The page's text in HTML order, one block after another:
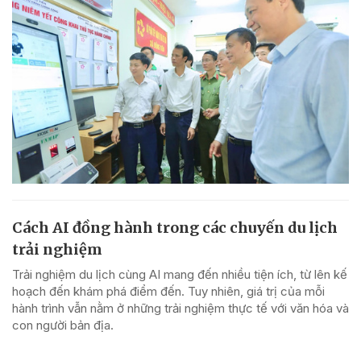
Cách AI đồng hành trong các chuyến du lịch
trải nghiệm
Trải nghiệm du lịch cùng AI mang đến nhiều tiện ích, từ lên kế
hoạch đến khám phá điểm đến. Tuy nhiên, giá trị của mỗi
hành trình vẫn nằm ở những trải nghiệm thực tế với văn hóa và
con người bản địa.